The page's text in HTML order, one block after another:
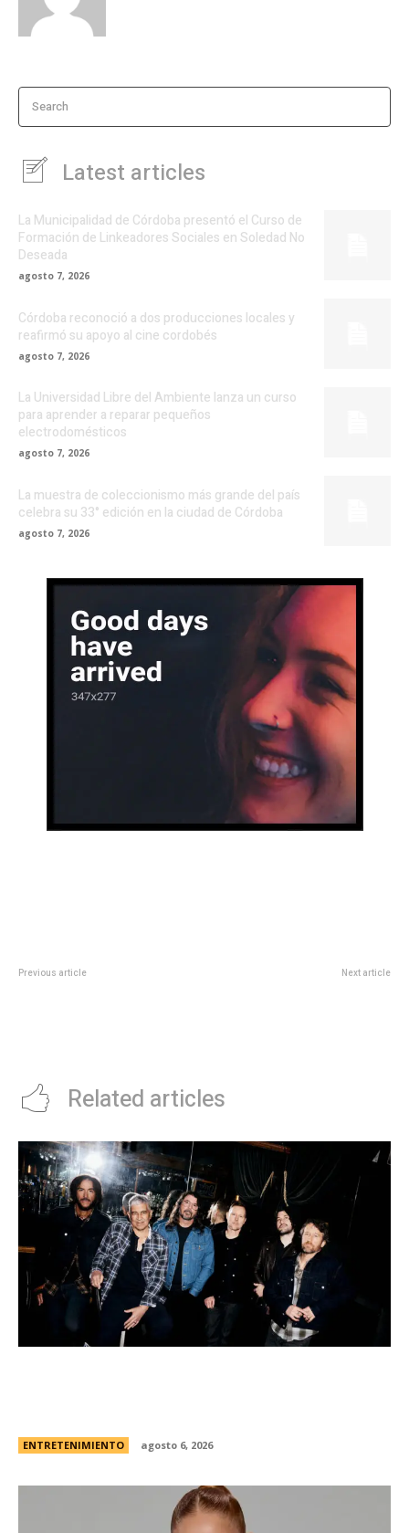
Search
Latest articles
La Municipalidad de Córdoba presentó el Curso de
Formación de Linkeadores Sociales en Soledad No
Deseada
agosto 7, 2026
Córdoba reconoció a dos producciones locales y
reafirmó su apoyo al cine cordobés
agosto 7, 2026
La Universidad Libre del Ambiente lanza un curso
para aprender a reparar pequeños
electrodomésticos
agosto 7, 2026
La muestra de coleccionismo más grande del país
celebra su 33° edición en la ciudad de Córdoba
agosto 7, 2026
Previous article Next article
Related articles
ENTRETENIMIENTO agosto 6, 2026